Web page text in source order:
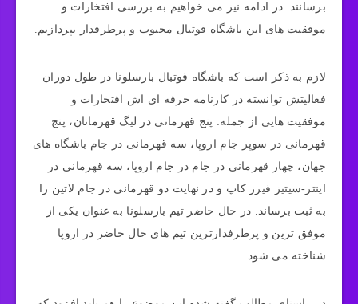
برسانند. در ادامه نیز می‌ خواهیم به بررسی افتخارات و
موفقیت‌ های این باشگاه فوتبال محبوب و پرطرفدار بپردازیم.
لازم به ذکر است که باشگاه فوتبال بارسلونا در طول دوران
فعالیتش توانسته در کارنامه حرفه ای اش افتخارات و
موفقیت هایی از جمله: پنج قهرمانی در لیگ قهرمانان، پنج
قهرمانی در سوپر جام اروپا، سه قهرمانی در جام باشگاه‌ های
جهان، چهار قهرمانی در جام در جام اروپا، سه قهرمانی در
اینتر-سیتیز فیرز کاپ و در نهایت دو قهرمانی در جام لاتین را
به ثبت برساند. در حال حاضر تیم بارسلونا به عنوان یکی از
موفق‌ ترین و پرطرفدارترین تیم‌ های حال حاضر در اروپا
شناخته می شود.